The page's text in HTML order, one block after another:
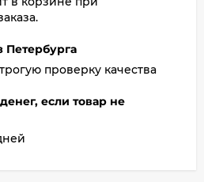
Петербурга
проверку качества
если товар не